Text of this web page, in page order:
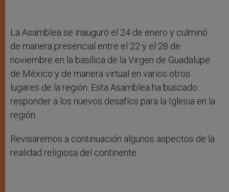
La Asamblea se inauguró el 24 de enero y culminó
de manera presencial entre el 22 y el 28 de
noviembre en la basílica de la Virgen de Guadalupe
de México y de manera virtual en varios otros
lugares de la región. Esta Asamblea ha buscado
responder a los nuevos desafíos para la Iglesia en la
región.
Revisaremos a continuación algunos aspectos de la
realidad religiosa del continente.